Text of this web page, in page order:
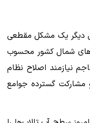
دیگر یک مشکل مقطعی
شمال کشور محسوب
نیازمند اصلاح نظام
مشارکت گسترده جوامع